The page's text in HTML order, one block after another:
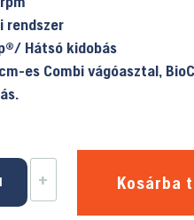
rendszer
Hátsó kidobás
es Combi vágóasztal,
+ Kosárba